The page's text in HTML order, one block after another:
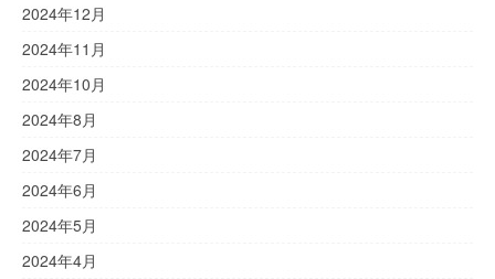
2024年12月
2024年11月
2024年10月
2024年8月
2024年7月
2024年6月
2024年5月
2024年4月